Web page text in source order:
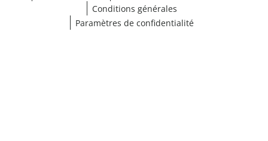
Conditions générales
Paramètres de confidentialité